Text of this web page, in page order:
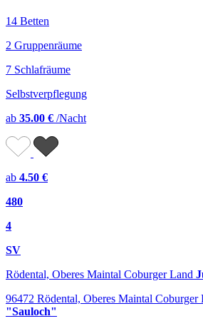
14 Betten
2 Gruppenräume
7 Schlafräume
Selbstverpflegung
ab 35.00 € /Nacht
ab 4.50 €
480
4
SV
Rödental, Oberes Maintal Coburger Land
96472 Rödental, Oberes Maintal Coburger
"Sauloch"